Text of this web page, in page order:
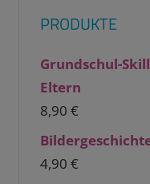
PRODUKTE
Grundschul-
Eltern
8,90 €
4,90 €